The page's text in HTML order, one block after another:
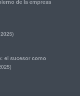
de la empresa
el sucesor como